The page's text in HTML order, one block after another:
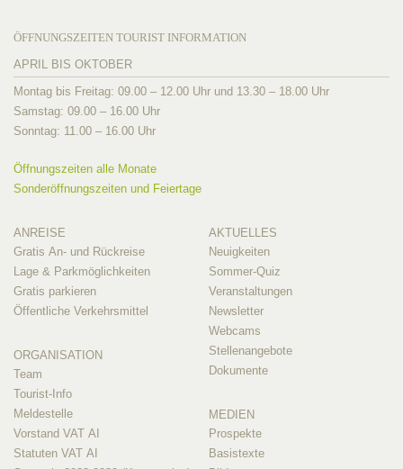
ÖFFNUNGSZEITEN TOURIST INFORMATION
APRIL BIS OKTOBER
Montag bis Freitag: 09.00 – 12.00 Uhr und 13.30 – 18.00 Uhr
Samstag: 09.00 – 16.00 Uhr
Sonntag: 11.00 – 16.00 Uhr
Öffnungszeiten alle Monate
Sonderöffnungszeiten und Feiertage
ANREISE
Gratis An- und Rückreise
Lage & Parkmöglichkeiten
Gratis parkieren
Öffentliche Verkehrsmittel
ORGANISATION
Team
Tourist-Info
Meldestelle
Vorstand VAT AI
Statuten VAT AI
AKTUELLES
Neuigkeiten
Sommer-Quiz
Veranstaltungen
Newsletter
Webcams
Stellenangebote
Dokumente
MEDIEN
Prospekte
Basistexte